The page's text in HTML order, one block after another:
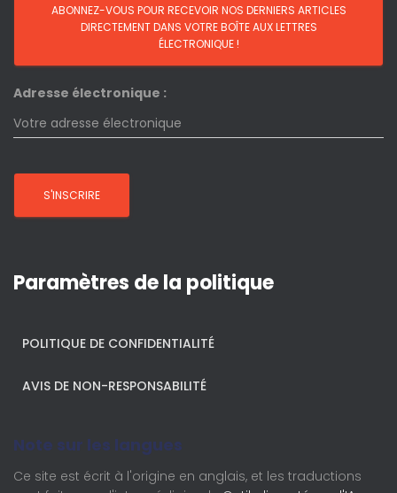
Adresse électronique :
Paramètres de la politique
POLITIQUE DE CONFIDENTIALITÉ
AVIS DE NON-RESPONSABILITÉ
Note sur les langues
Ce site est écrit à l'origine en anglais, et les traductions